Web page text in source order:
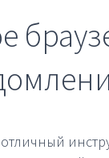
отличный